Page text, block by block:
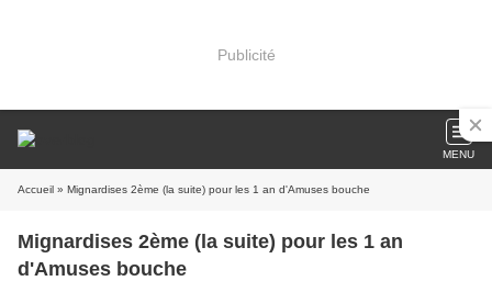
Publicité
MENU
Accueil » Mignardises 2ème (la suite) pour les 1 an d'Amuses bouche
Mignardises 2ème (la suite) pour les 1 an
d'Amuses bouche